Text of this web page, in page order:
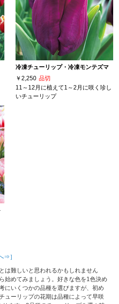
冷凍チューリップ・冷凍モンテズマ
￥2,250 品切
11～12月に植えて1～2月に咲く珍し
いチューリップ
⇒］
は難しいと思われるかもしれません
始めてみましょう。好きな色を1色決め
にいくつかの品種を選びますが、初め
ューリップの花期は品種によって早咲